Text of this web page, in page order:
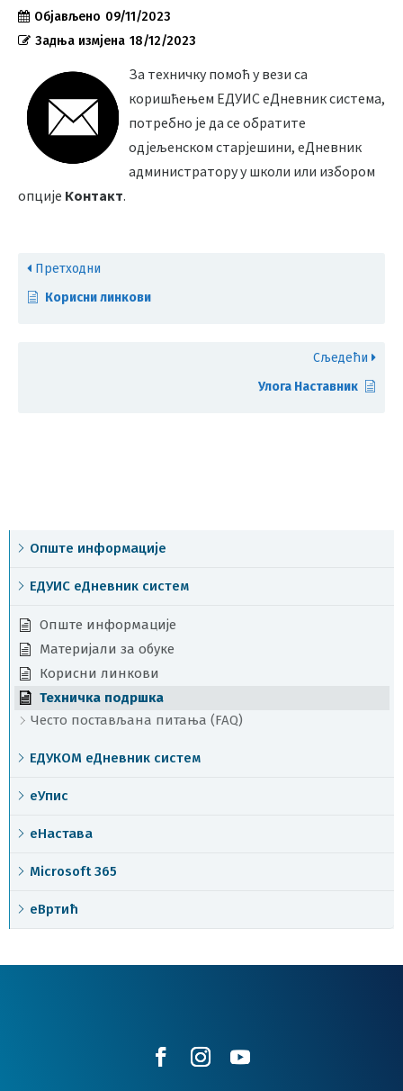
Опште информације
ЕДУИС еДневник систем
Опште информације
Материјали за обуке
Корисни линкови
Техничка подршка
Често постављана питања (FAQ)
ЕДУКОМ еДневник систем
еУпис
еНастава
Microsoft 365
еВртић
Објављено 09/11/2023
Задња измјена 18/12/2023
За техничку помоћ у вези са
коришћењем ЕДУИС еДневник система,
потребно је да се обратите
одјељенском старјешини, еДневник
администратору у школи или избором
опције Контакт.
Претходни
Корисни линкови
Сљедећи
Улога Наставник